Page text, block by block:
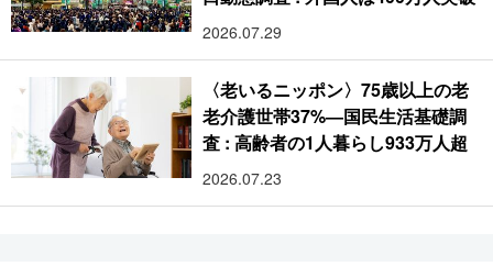
2026.07.29
〈老いるニッポン〉75歳以上の老
老介護世帯37%―国民生活基礎調
査 : 高齢者の1人暮らし933万人超
2026.07.23